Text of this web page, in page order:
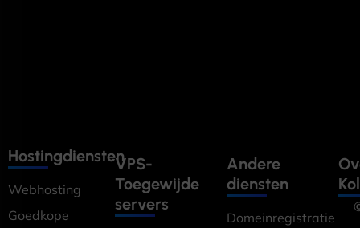
Hostingdiensten
Webhosting
Goedkope
VPS-
Toegewijde
servers
Andere
diensten
Domeinregistratie